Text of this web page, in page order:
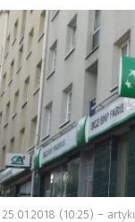
25.01.2018 (10:25) –